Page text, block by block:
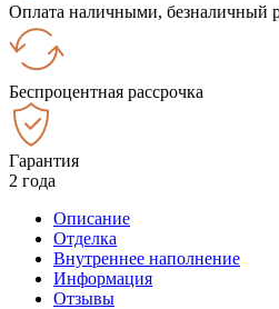
Оплата наличными, безналичный
Беспроцентная рассрочка
Гарантия
2 года
Описание
Отделка
Внутреннее наполнение
Информация
Отзывы